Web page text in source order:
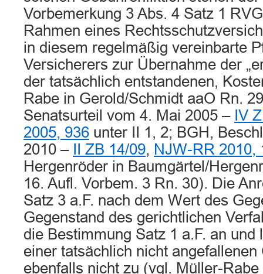
Vorbemerkung 3 Abs. 4 Satz 1
Rahmen eines
in diesem regelmäßig vereinbarte
Versicherers zur Übernahme der
der tatsächlich entstandenen,
Rabe in Gerold/Schmidt aaO Rn.
Senatsurteil vom 4. Mai 2005 – IV
2005, 936 unter II 1, 2; BGH,
2010 –
II ZB 14/09, NJW-RR 2010,
Hergenröder in Baumgärtel/
16. Aufl. Vorbem. 3 Rn. 30). Die
Satz 3 a.F. nach dem Wert des
Gegenstand des gerichtlichen
die Bestimmung Satz 1 a.F. an und
einer tatsächlich nicht angefallenen
ebenfalls nicht zu (vgl. Müller-